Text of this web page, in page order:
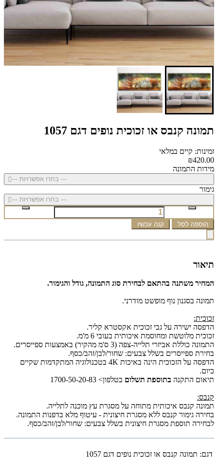
תמונה קנבס או זכוכית נופים דגם 1057
זמינות: קיים במלאי
₪420.00
מידות התמונה
--- בחרו אפשרויות ---
גימור
--- בחרו אפשרויות ---
הוספה לסל קנה עכשיו
תיאור
המחיר משתנה בהתאם לבחירת סוג התמונה, גודל והגימור.
תמונה בסגנון נוף מופשט מודרני.
זכוכית:
הדפסה ישירה על גבי זכוכית אקסטרא קליר.
זכוכית מלוטשת ומחוסמת איכותית בעובי 6 מ'מ.
התמונה כוללת אביזרי תלייה-צפה (3 ס'מ מהקיר) באמצעות ספייסרים.
בחירת ספייסרים בשלל צבעים: שחור/לבן/זהב/כסף.
הדפסה על הזכוכית הינה באיכות 4K בטכנולוגיה המתקדמות שקיים
כיום.
תיאום התקנה בתוספת תשלום בטלפון> 1700-50-20-83
קנבס:
תמונה קנבס איכותית מתוחה על מסגרת עץ מוכנה לתלייה.
בחירה גימור קנבס ללא מסגרת חיצונית - עיטוף מלא בדפנות התמונה.
לבחירה תוספת מסגרת חיצונית בשלל צבעים: שחור/לבן/זהב/כסף.
דגם: תמונה קנבס או זכוכית נופים דגם 1057